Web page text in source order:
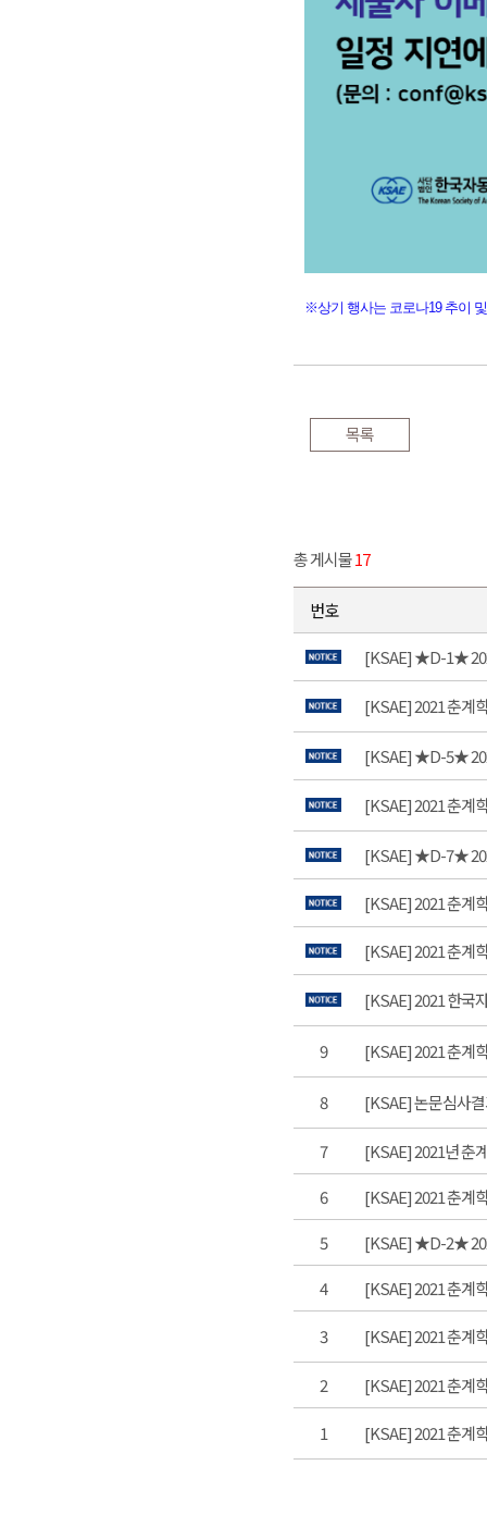
※상기 행사는 코로나19 추이
목록
총 게시물17
번호
[KSAE] ★D-1★
[KSAE] 2021 춘계
[KSAE] ★D-5★
[KSAE] 2021 춘계
[KSAE] ★D-7★
[KSAE] 2021 춘계
[KSAE] 2021 춘계
[KSAE] 2021 한국
9 [KSAE] 2021 춘계
8 [KSAE] 논문심사
7
[KSAE] 2021년 춘
6
[KSAE] 2021 춘계
5
[KSAE] ★D-2★
4
[KSAE] 2021 춘계
3 [KSAE] 2021 춘계
2 [KSAE] 2021 춘계
1 [KSAE] 2021 춘계